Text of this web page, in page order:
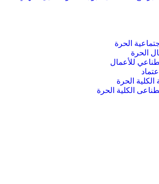
الحرة
الحرة
للأعمال
الحرة
الكلية الحرة